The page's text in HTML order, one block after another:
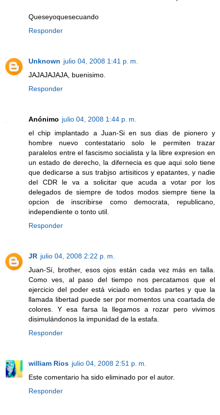
Queseyoquesecuando
Responder
Unknown julio 04, 2008 1:41 p. m.
JAJAJAJAJA, buenisimo.
Responder
Anónimo julio 04, 2008 1:44 p. m.
el chip implantado a Juan-Si en sus dias de pionero y
hombre nuevo contestatario solo le permiten trazar
paralelos entre el fascismo socialista y la libre expresion en
un estado de derecho, la difernecia es que aqui solo tiene
que dedicarse a sus trabjso artisiticos y epatantes, y nadie
del CDR le va a solicitar que acuda a votar por los
delegados de siempre de todos modos siempre tiene la
opcion de inscribirse como democrata, republicano,
independiente o tonto util.
Responder
JR julio 04, 2008 2:22 p. m.
Juan-Sí, brother, esos ojos están cada vez más en talla.
Como ves, al paso del tiempo nos percatamos que el
ejercicio del poder está viciado en todas partes y que la
llamada libertad puede ser por momentos una coartada de
colores. Y esa farsa la llegamos a rozar pero vivimos
disimulándonos la impunidad de la estafa.
Responder
william Rios julio 04, 2008 2:51 p. m.
Este comentario ha sido eliminado por el autor.
Responder